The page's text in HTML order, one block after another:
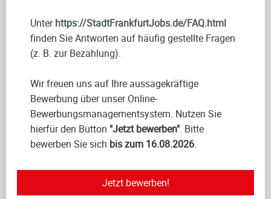
Unterhttps://StadtFrankfurtJobs.de/FAQ.html
finden Sie Antworten auf häufig gestellte Fragen
(z. B. zur Bezahlung).
Wir freuen uns auf Ihre aussagekräftige
Bewerbung über unser Online-
Bewerbungsmanagementsystem. Nutzen Sie
hierfür den Button "Jetzt bewerben". Bitte
bewerben Sie sich bis zum 16.08.2026.
Jetzt bewerben!